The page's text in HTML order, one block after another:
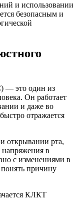
и использовании
безопасным и
— это один из
Он работает
и даже во
отражается
открывании рта,
в
с изменениями в
причину
КЛКТ